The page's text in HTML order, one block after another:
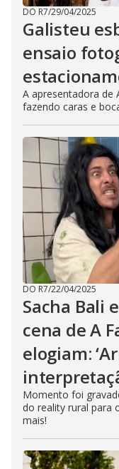
DO R7/29/04/2025
Galisteu
ensaio
A apresentadora de
fazendo caras e
DO R7/22/04/2025
Sacha Bali
cena de A
elogiam:
Momento foi
do reality rural para
mais!